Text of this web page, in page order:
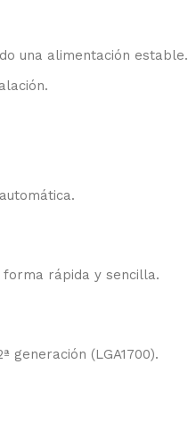
una alimentación estable.
rápida y sencilla.
generación (LGA1700).